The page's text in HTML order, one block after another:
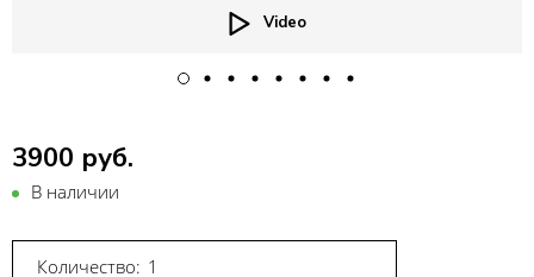
Video
3900 руб.
В наличии
Количество: